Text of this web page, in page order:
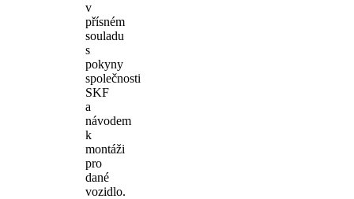
v
přísném
souladu
s
pokyny
společnosti
SKF
a
návodem
k
montáži
pro
dané
vozidlo.